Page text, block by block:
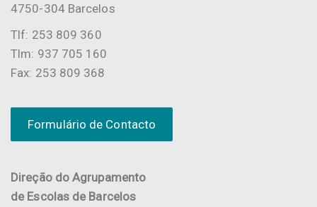
4750-304 Barcelos
Tlf: 253 809 360
Tlm: 937 705 160
Fax: 253 809 368
Formulário de Contacto
Direção do Agrupamento
de Escolas de Barcelos